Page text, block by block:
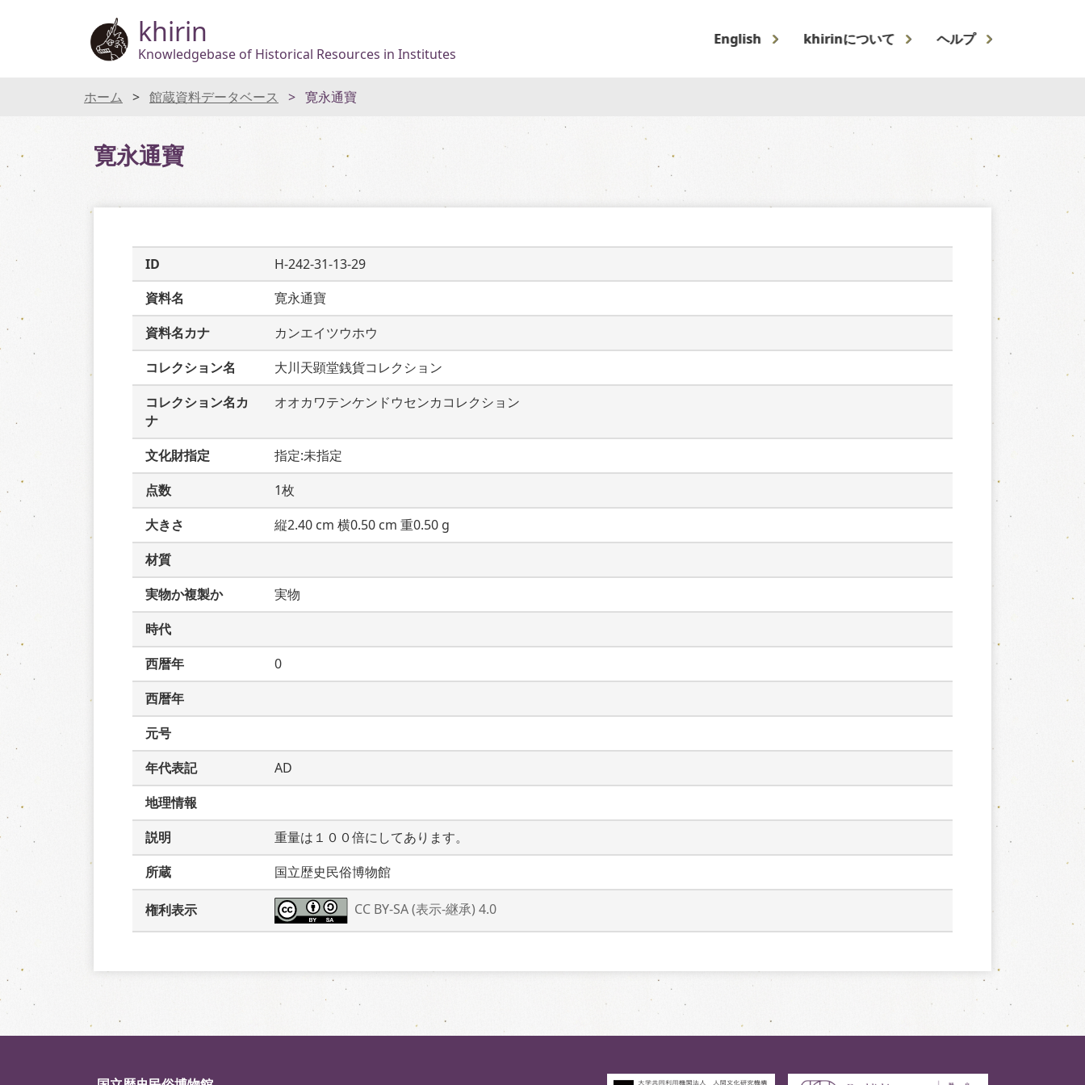
khirin
Knowledgebase of Historical Resources in Institutes
English khirinについて ヘルプ
ホーム 館蔵資料データベース 寛永通寶
寛永通寶
ID
H-242-31-13-29
資料名
寛永通寶
資料名カナ
カンエイツウホウ
コレクション名
大川天顕堂銭貨コレクション
コレクション名カ
ナ
オオカワテンケンドウセンカコレクション
文化財指定
指定:未指定
点数
1枚
大きさ
縦2.40 cm 横0.50 cm 重0.50 g
材質
実物か複製か
実物
時代
西暦年
0
西暦年
元号
年代表記
AD
地理情報
説明
重量は１００倍にしてあります。
所蔵
国立歴史民俗博物館
権利表示 CC BY-SA (表示-継承) 4.0